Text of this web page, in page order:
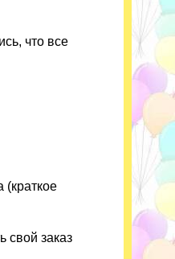
что все
(краткое
свой заказ